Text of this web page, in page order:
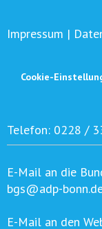
Impressum |
Cookie-
Telefon: 0228 /
E-Mail an die
bgs@adp-
E-Mail an den